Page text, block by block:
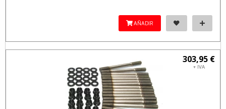
AÑADIR
303,95 €
+ IVA